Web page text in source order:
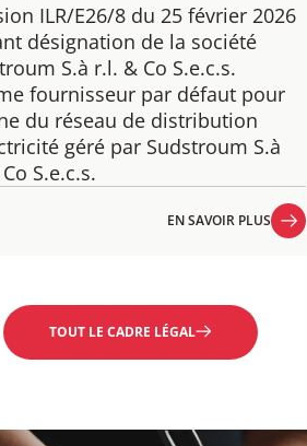
ILR/E26/8 du 25 février 2026
désignation de la société
S.à r.l. & Co S.e.c.s.
fournisseur par défaut pour
du réseau de distribution
géré par Sudstroum S.à
S.e.c.s.
EN SAVOIR PLUS
TOUT LE CADRE LÉGAL